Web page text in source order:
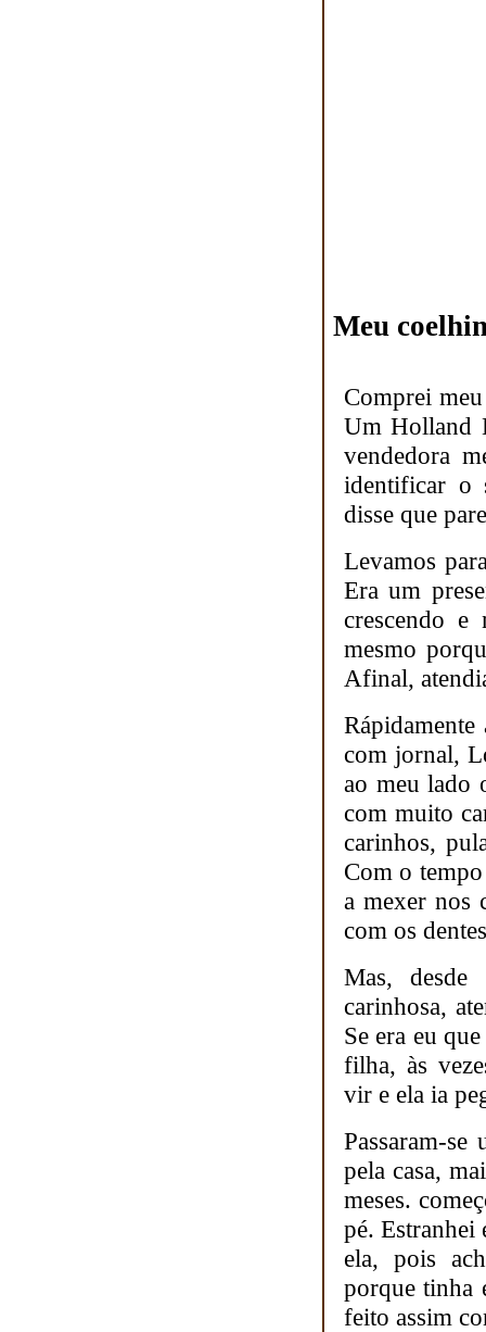
Meu
Comprei
Um Holland
vendedora
identificar o
disse que
Levamos
Era um
crescendo
mesmo
Afinal,
com jornal,
ao meu lado
com muito
carinhos,
Com o
a mexer nos
com os
Mas,
carinhosa,
Se era eu
filha, às
vir e ela ia
Passaram-
pela casa,
meses.
pé. Estranhei
ela, pois
porque tinha
feito assim